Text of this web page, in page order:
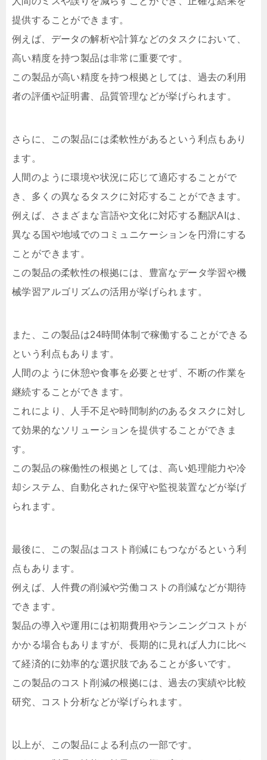
提供することができます。
例えば、データの解析や計算などのタスクにおいて、
高い精度を持つ製品は非常に重要です。
この製品が高い精度を持つ根拠としては、過去の利用
者の評価や証明書、品質管理などが挙げられます。
さらに、この製品には柔軟性があるという利点もあり
ます。
人間のように環境や状況に応じて適応することがで
き、多くの異なるタスクに対応することができます。
例えば、さまざまな言語や文化に対応する翻訳AIは、
異なる国や地域でのコミュニケーションを円滑にする
ことができます。
この製品の柔軟性の根拠には、豊富なデータ学習や機
械学習アルゴリズムの活用が挙げられます。
また、この製品は24時間体制で稼働することができる
という利点もあります。
人間のように休憩や食事を必要とせず、不断の作業を
継続することができます。
これにより、人手不足や時間制約のあるタスクに対し
て効果的なソリューションを提供することができま
す。
この製品の稼働性の根拠としては、高い処理能力や冷
却システム、自動化された保守や監視装置などが挙げ
られます。
最後に、この製品はコスト削減にもつながるという利
点もあります。
例えば、人件費の削減や労働コストの削減などが期待
できます。
製品の導入や運用には初期費用やランニングコストが
かかる場合もありますが、長期的に見れば人力に比べ
て経済的に効率的な選択肢であることが多いです。
この製品のコスト削減の根拠には、過去の実績や比較
研究、コスト分析などが挙げられます。
以上が、この製品による利点の一部です。